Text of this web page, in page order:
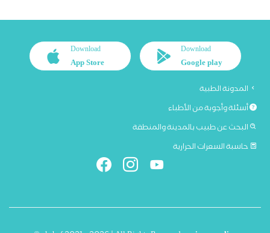
Download
Google play
Download
App Store
المدونة الطبية
أسئلة وأجوبة من الأطباء
البحث عن طبيب بالمدينة والمنطقة
حاسبة السعرات الحرارية